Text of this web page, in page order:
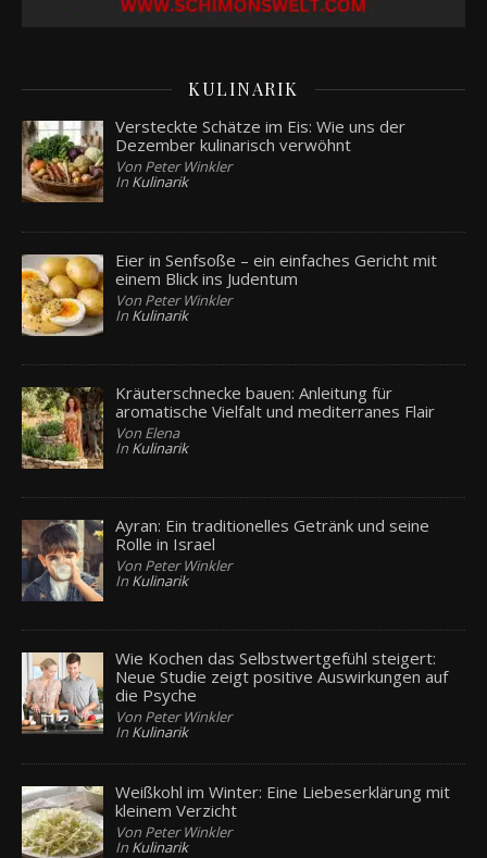
KULINARIK
Versteckte Schätze im Eis: Wie uns der
Dezember kulinarisch verwöhnt
Von Peter Winkler
In Kulinarik
Eier in Senfsoße – ein einfaches Gericht mit
einem Blick ins Judentum
Von Peter Winkler
In Kulinarik
Kräuterschnecke bauen: Anleitung für
aromatische Vielfalt und mediterranes Flair
Von Elena
In Kulinarik
Ayran: Ein traditionelles Getränk und seine
Rolle in Israel
Von Peter Winkler
In Kulinarik
Wie Kochen das Selbstwertgefühl steigert:
Neue Studie zeigt positive Auswirkungen auf
die Psyche
Von Peter Winkler
In Kulinarik
Weißkohl im Winter: Eine Liebeserklärung mit
kleinem Verzicht
Von Peter Winkler
In Kulinarik